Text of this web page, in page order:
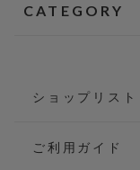
CATEGORY
ショップリスト
ご利用ガイド